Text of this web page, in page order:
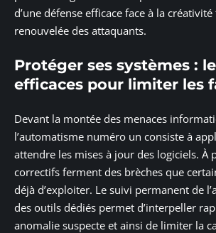
d’une défense efficace face à la
renouvelée des attaquants.
Protéger ses systèmes :
efficaces pour limiter les
Devant la montée des menaces
l’automatisme numéro un consiste à
attendre les mises à jour des logiciels. À
correctifs ferment des brèches que
déjà d’exploiter. Le suivi permanent de
des outils dédiés permet d’interpeller
anomalie suspecte et ainsi de limiter la